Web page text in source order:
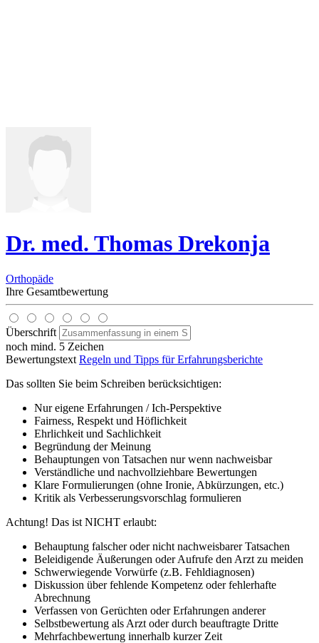
Dr. med. Thomas Drekonja
Orthopäde
Ihre Gesamtbewertung
Überschrift
noch mind. 5 Zeichen
Bewertungstext Regeln und Tipps für Erfahrungsberichte
Das sollten Sie beim Schreiben berücksichtigen:
Nur eigene Erfahrungen / Ich-Perspektive
Fairness, Respekt und Höflichkeit
Ehrlichkeit und Sachlichkeit
Begründung der Meinung
Behauptungen von Tatsachen nur wenn nachweisbar
Verständliche und nachvollziehbare Bewertungen
Klare Formulierungen (ohne Ironie, Abkürzungen, etc.)
Kritik als Verbesserungsvorschlag formulieren
Achtung! Das ist NICHT erlaubt:
Behauptung falscher oder nicht nachweisbarer Tatsachen
Beleidigende Äußerungen oder Aufrufe den Arzt zu meiden
Schwerwiegende Vorwürfe (z.B. Fehldiagnosen)
Diskussion über fehlende Kompetenz oder fehlerhafte
Abrechnung
Verfassen von Gerüchten oder Erfahrungen anderer
Selbstbewertung als Arzt oder durch beauftragte Dritte
Mehrfachbewertung innerhalb kurzer Zeit